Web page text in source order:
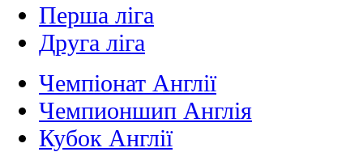
Перша ліга
Друга ліга
Чемпіонат Англії
Чемпионшип Англія
Кубок Англії